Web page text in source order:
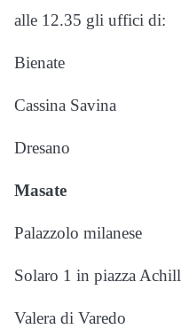
alle 12.35 gli uffici di:
Bienate
Cassina Savina
Dresano
Masate
Palazzolo milanese
Solaro 1 in piazza
Valera di Varedo